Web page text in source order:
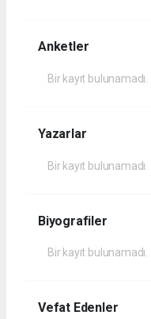
Anketler
Bir kayıt bulunamadı.
Yazarlar
Bir kayıt bulunamadı.
Biyografiler
Bir kayıt bulunamadı.
Vefat Edenler